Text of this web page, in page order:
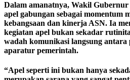
Dalam amanatnya, Wakil Gubernur
apel gabungan sebagai momentum
kebangsaan dan kinerja ASN. Ia
kegiatan apel bukan sekadar
wadah komunikasi langsung
aparatur pemerintah.
“Apel seperti ini bukan hanya